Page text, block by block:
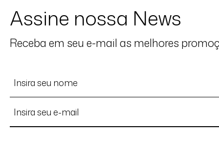
Assine nossa News
Receba em seu e-mail as melhores